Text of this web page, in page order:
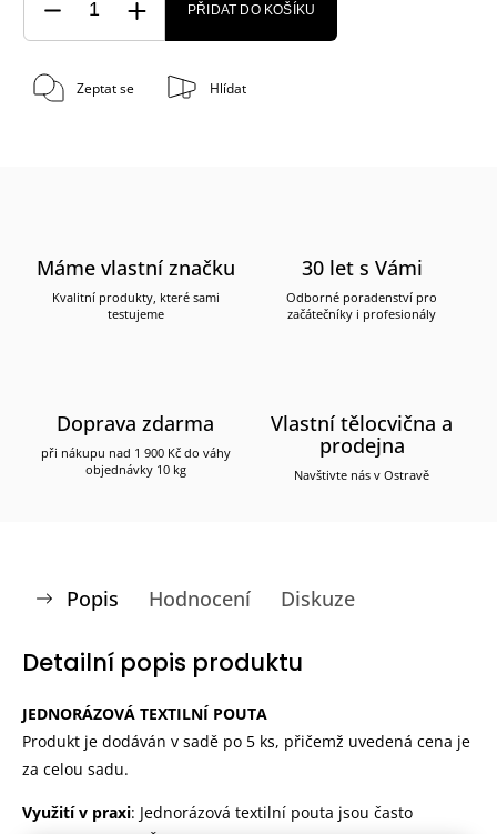
PŘIDAT DO KOŠÍKU
Zeptat se Hlídat
Máme vlastní značku
Kvalitní produkty, které sami
testujeme
30 let s Vámi
Odborné poradenství pro
začátečníky i profesionály
Doprava zdarma
při nákupu nad 1 900 Kč do váhy
objednávky 10 kg
Vlastní tělocvična a
prodejna
Navštivte nás v Ostravě
Popis Hodnocení Diskuze
Detailní popis produktu
JEDNORÁZOVÁ TEXTILNÍ POUTA
Produkt je dodáván v sadě po 5 ks, přičemž uvedená cena je
za celou sadu.
Využití v praxi: Jednorázová textilní pouta jsou často